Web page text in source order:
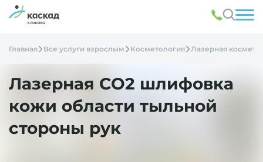
Главная Все услуги взрослым Косметология Лазерная
Лазерная СО2 шлифовка
кожи области тыльной
стороны рук